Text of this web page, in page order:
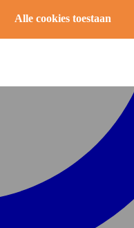
Alle cookies toestaan